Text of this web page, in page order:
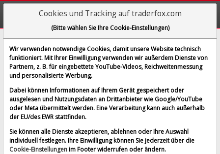
Humble Group AB
[HUMBLE | WKN A2JAZV | ISIN SE0006261046]
0,510 € -0,49 %
Echtzeit-Aktienkurs vom 07.08.2026 um 18:56 Uhr
Echtzeit Euro Splitbereinigt
Cookies und Tracking auf traderfox.com
(Bitte wählen Sie Ihre Cookie-Einstellungen)
Wir verwenden notwendige Cookies, damit unsere Website technisch
funktioniert. Mit Ihrer Einwilligung verwenden wir außerdem Dienste von
Partnern, z. B. für eingebettete YouTube-Videos, Reichweitenmessung
und personalisierte Werbung.
Dabei können Informationen auf Ihrem Gerät gespeichert oder
ausgelesen und Nutzungsdaten an Drittanbieter wie Google/YouTube
oder Meta übermittelt werden. Eine Verarbeitung kann auch außerhalb
der EU/des EWR stattfinden.
Sie können alle Dienste akzeptieren, ablehnen oder Ihre Auswahl
individuell festlegen. Ihre Einwilligung können Sie jederzeit über die
Cookie-Einstellungenim Footer widerrufen oder ändern.